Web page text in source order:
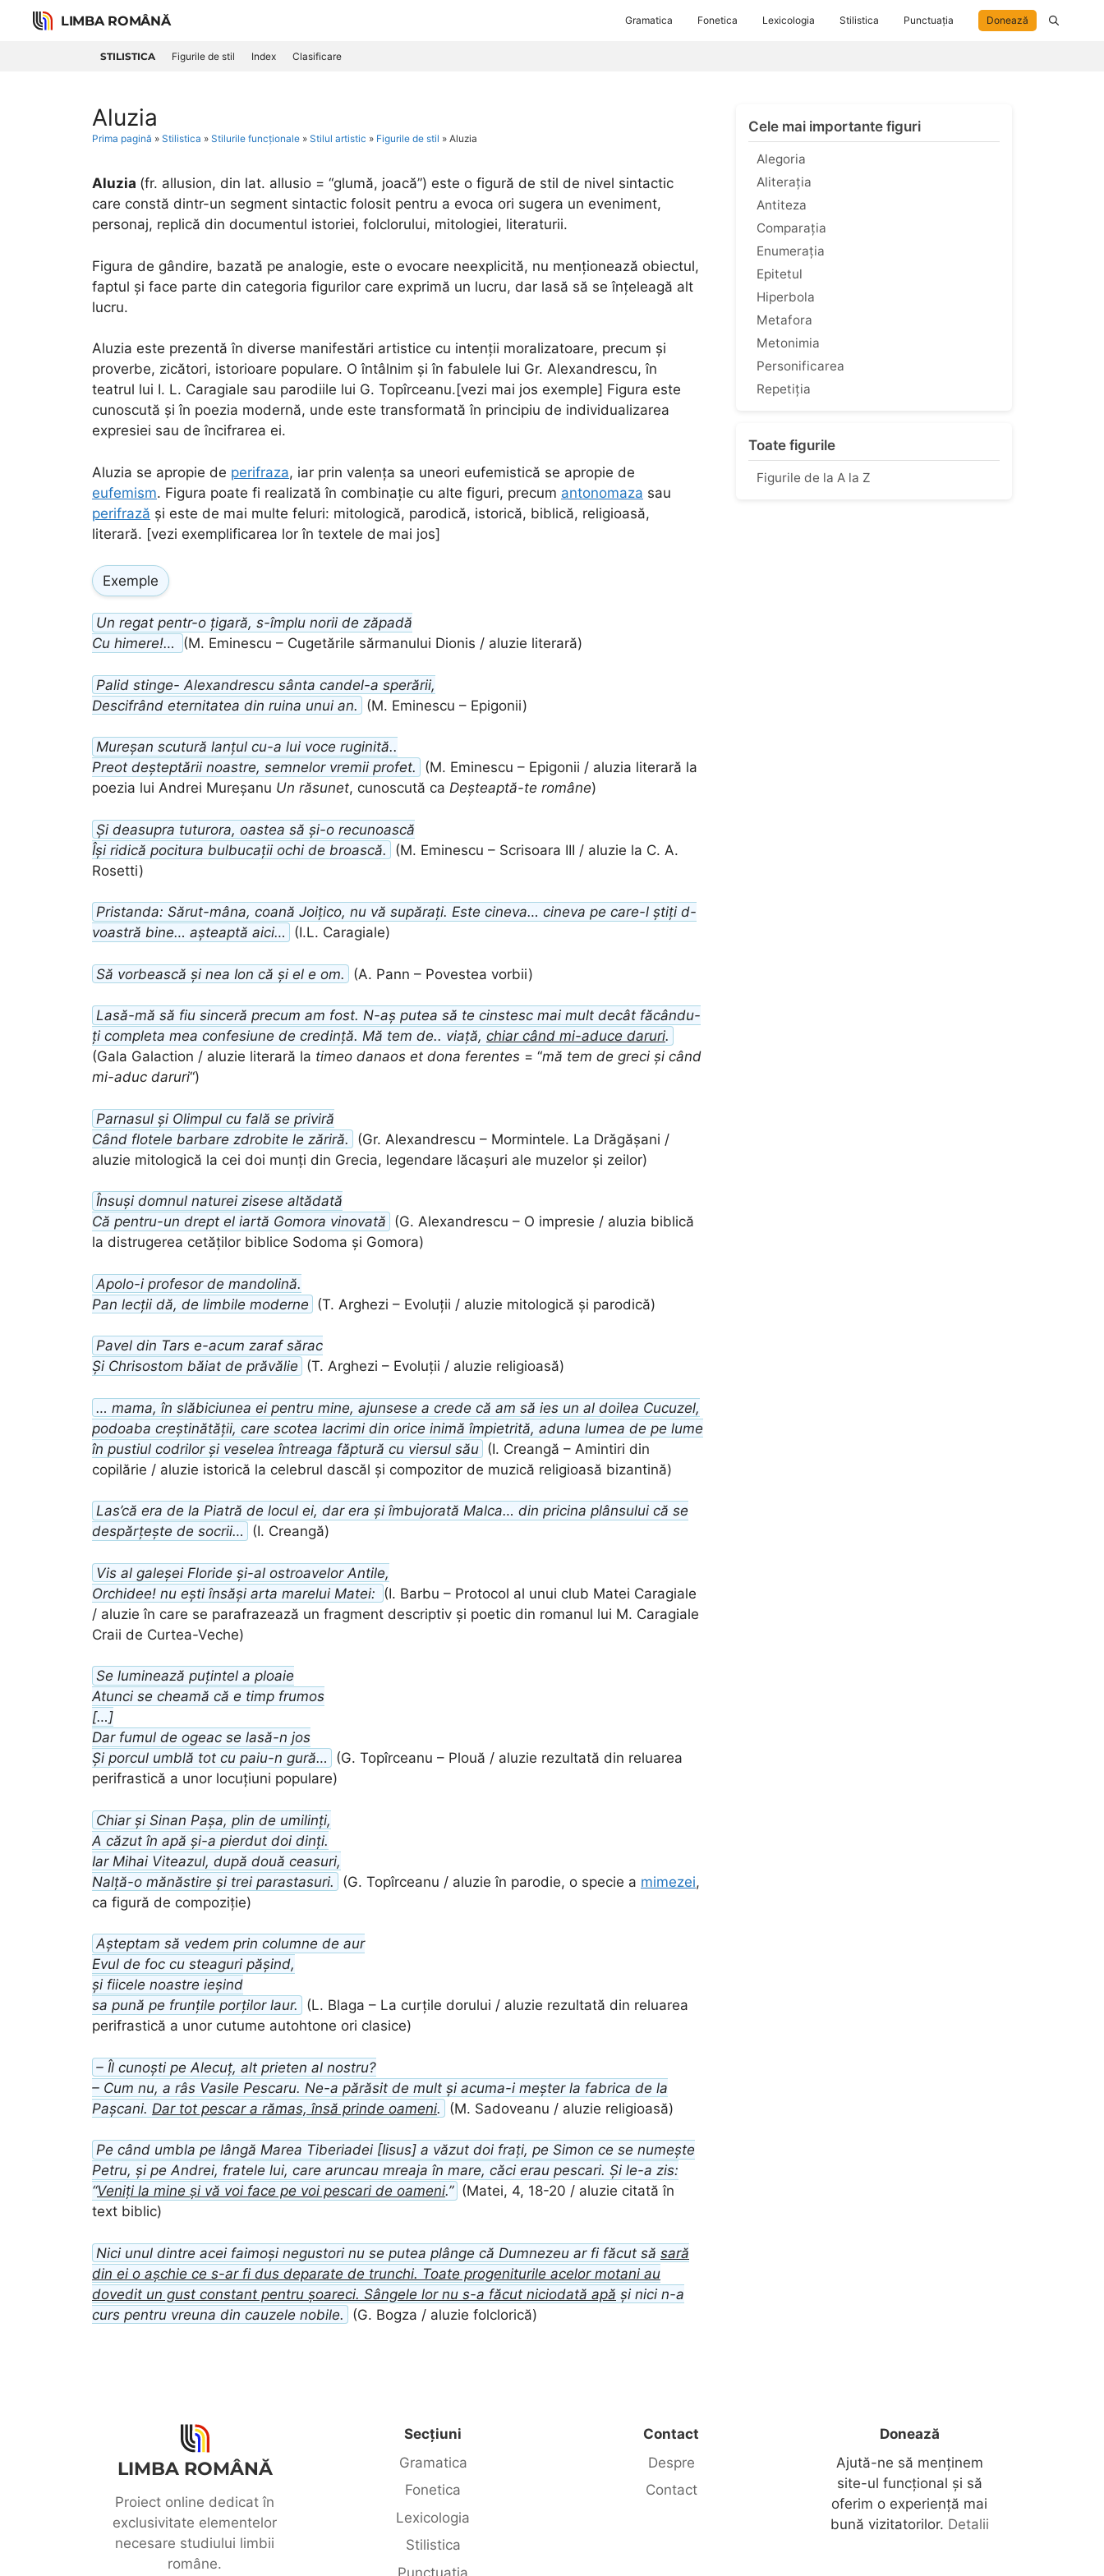
LIMBA ROMÂNĂ Gramatica Fonetica Lexicologia Stilistica Punctuația Donează
STILISTICA Figurile de stil Index Clasificare
Aluzia
Prima pagină » Stilistica » Stilurile funcționale » Stilul artistic » Figurile de stil » Aluzia
Aluzia (fr. allusion, din lat. allusio = “glumă, joacă”) este o figură de stil de nivel sintactic
care constă dintr-un segment sintactic folosit pentru a evoca ori sugera un eveniment,
personaj, replică din documentul istoriei, folclorului, mitologiei, literaturii.
Figura de gândire, bazată pe analogie, este o evocare neexplicită, nu menționează obiectul,
faptul și face parte din categoria figurilor care exprimă un lucru, dar lasă să se înțeleagă alt
lucru.
Aluzia este prezentă în diverse manifestări artistice cu intenții moralizatoare, precum și
proverbe, zicători, istorioare populare. O întâlnim și în fabulele lui Gr. Alexandrescu, în
teatrul lui I. L. Caragiale sau parodiile lui G. Topîrceanu.[vezi mai jos exemple] Figura este
cunoscută și în poezia modernă, unde este transformată în principiu de individualizarea
expresiei sau de încifrarea ei.
Aluzia se apropie de perifraza, iar prin valența sa uneori eufemistică se apropie de
eufemism. Figura poate fi realizată în combinație cu alte figuri, precum antonomaza sau
perifrază și este de mai multe feluri: mitologică, parodică, istorică, biblică, religioasă,
literară. [vezi exemplificarea lor în textele de mai jos]
Exemple
Un regat pentr-o țigară, s-împlu norii de zăpadă
Cu himere!…
(M. Eminescu – Cugetările sărmanului Dionis / aluzie literară)
Palid stinge- Alexandrescu sânta candel-a sperării,
Descifrând eternitatea din ruina unui an.
(M. Eminescu – Epigonii)
Mureșan scutură lanțul cu-a lui voce ruginită..
Preot deșteptării noastre, semnelor vremii profet.
(M. Eminescu – Epigonii / aluzia literară la
poezia lui Andrei Mureșanu Un răsunet, cunoscută ca Deșteaptă-te române)
Și deasupra tuturora, oastea să și-o recunoască
Își ridică pocitura bulbucații ochi de broască.
(M. Eminescu – Scrisoara III / aluzie la C. A.
Rosetti)
Pristanda: Sărut-mâna, coană Joițico, nu vă supărați. Este cineva… cineva pe care-l știți d-
voastră bine… așteaptă aici…
(I.L. Caragiale)
Să vorbească și nea Ion că și el e om. (A. Pann – Povestea vorbii)
Lasă-mă să fiu sinceră precum am fost. N-aș putea să te cinstesc mai mult decât făcându-
ți completa mea confesiune de credință. Mă tem de.. viață, chiar când mi-aduce daruri.
(Gala Galaction / aluzie literară la timeo danaos et dona ferentes = “mă tem de greci și când
mi-aduc daruri“)
Parnasul și Olimpul cu fală se priviră
Când flotele barbare zdrobite le zăriră.
(Gr. Alexandrescu – Mormintele. La Drăgășani /
aluzie mitologică la cei doi munți din Grecia, legendare lăcașuri ale muzelor și zeilor)
Însuși domnul naturei zisese altădată
Că pentru-un drept el iartă Gomora vinovată (G. Alexandrescu – O impresie / aluzia biblică
la distrugerea cetăților biblice Sodoma și Gomora)
Apolo-i profesor de mandolină.
Pan lecții dă, de limbile moderne (T. Arghezi – Evoluții / aluzie mitologică și parodică)
Pavel din Tars e-acum zaraf sărac
Și Chrisostom băiat de prăvălie (T. Arghezi – Evoluții / aluzie religioasă)
… mama, în slăbiciunea ei pentru mine, ajunsese a crede că am să ies un al doilea Cucuzel,
podoaba creștinătății, care scotea lacrimi din orice inimă împietrită, aduna lumea de pe lume
în pustiul codrilor și veselea întreaga făptură cu viersul său (I. Creangă – Amintiri din
copilărie / aluzie istorică la celebrul dascăl și compozitor de muzică religioasă bizantină)
Las’că era de la Piatră de locul ei, dar era și îmbujorată Malca… din pricina plânsului că se
despărțește de socrii…
(I. Creangă)
Vis al galeșei Floride și-al ostroavelor Antile,
Orchidee! nu ești însăși arta marelui Matei: (I. Barbu – Protocol al unui club Matei Caragiale
/ aluzie în care se parafrazează un fragment descriptiv și poetic din romanul lui M. Caragiale
Craii de Curtea-Veche)
Se luminează puțintel a ploaie
Atunci se cheamă că e timp frumos
[…]
Dar fumul de ogeac se lasă-n jos
Și porcul umblă tot cu paiu-n gură…
(G. Topîrceanu – Plouă / aluzie rezultată din reluarea
perifrastică a unor locuțiuni populare)
Chiar și Sinan Pașa, plin de umilinți,
A căzut în apă și-a pierdut doi dinți.
Iar Mihai Viteazul, după două ceasuri,
Nalță-o mănăstire și trei parastasuri.
(G. Topîrceanu / aluzie în parodie, o specie a mimezei,
ca figură de compoziție)
Așteptam să vedem prin columne de aur
Evul de foc cu steaguri pășind,
și fiicele noastre ieșind
sa pună pe frunțile porților laur.
(L. Blaga – La curțile dorului / aluzie rezultată din reluarea
perifrastică a unor cutume autohtone ori clasice)
– Îl cunoști pe Alecuț, alt prieten al nostru?
– Cum nu, a râs Vasile Pescaru. Ne-a părăsit de mult și acuma-i meșter la fabrica de la
Pașcani. Dar tot pescar a rămas, însă prinde oameni. (M. Sadoveanu / aluzie religioasă)
Pe când umbla pe lângă Marea Tiberiadei [Iisus] a văzut doi frați, pe Simon ce se numește
Petru, și pe Andrei, fratele lui, care aruncau mreaja în mare, căci erau pescari. Și le-a zis:
“Veniți la mine și vă voi face pe voi pescari de oameni.” (Matei, 4, 18-20 / aluzie citată în
text biblic)
Nici unul dintre acei faimoși negustori nu se putea plânge că Dumnezeu ar fi făcut să sară
din ei o așchie ce s-ar fi dus deparate de trunchi. Toate progeniturile acelor motani au
dovedit un gust constant pentru șoareci. Sângele lor nu s-a făcut niciodată apă și nici n-a
curs pentru vreuna din cauzele nobile.
(G. Bogza / aluzie folclorică)
Cele mai importante figuri
Alegoria
Aliterația
Antiteza
Comparația
Enumerația
Epitetul
Hiperbola
Metafora
Metonimia
Personificarea
Repetiția
Toate figurile
Figurile de la A la Z
LIMBA ROMÂNĂ
Proiect online dedicat în
exclusivitate elementelor
necesare studiului limbii
române.
Secțiuni
Gramatica
Fonetica
Lexicologia
Stilistica
Punctuația
Contact
Despre
Contact
Donează
Ajută-ne să menținem
site-ul funcțional și să
oferim o experiență mai
bună vizitatorilor. Detalii